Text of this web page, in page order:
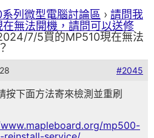
列微型電腦討論區 › 請問我
無法開機，請問可以送修
7/5買的MP510現在無法
#2045
按下面方法寄來檢測並重刷
mp500-